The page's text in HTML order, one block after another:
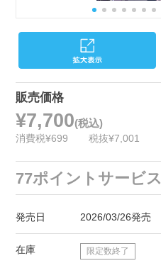
販売価格
¥7,700(税込)
消費税¥699 税抜¥7,001
77ポイントサービス
発売日 2026/03/26発売
在庫 限定数終了